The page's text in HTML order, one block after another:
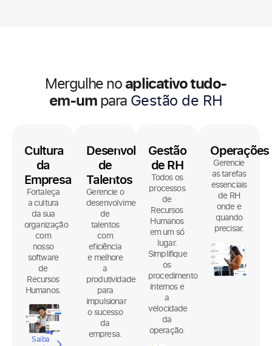
Mergulhe noaplicativo tudo-
em-umpara
Comunicação Interna
Cultura
da
Empresa
Fortaleça
a cultura
da sua
organização
com
nosso
software
de
Recursos
Humanos.
Desenvolvimento
de
Talentos
Gerencie o
desenvolvimento
de
talentos
com
eficiência
e melhore
a
produtividade
para
impulsionar
o sucesso
da
Gestão
de RH
Todos os
processos
de
Recursos
Humanos
em um só
lugar.
Simplifique
os
procedimentos
internos e
a
velocidade
da
Operações
Gerencie
as tarefas
essenciais
de RH
onde e
quando
precisar.